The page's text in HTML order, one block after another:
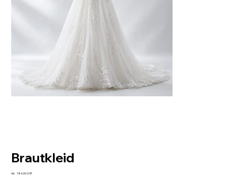
Brautkleid
Ab Preis
184,00 CHF